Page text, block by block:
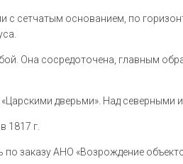
с сетчатым основанием, по
Она сосредоточена, главным
дверьми». Над
1817 г.
заказу АНО «Возрождение